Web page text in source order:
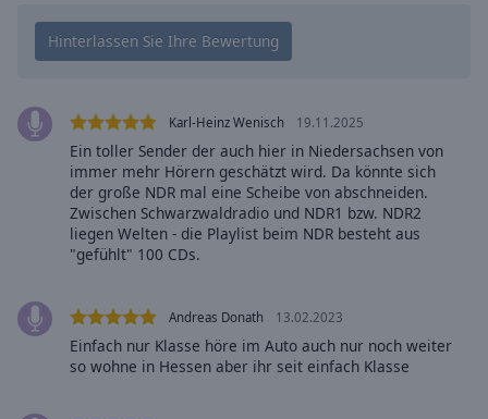
Background
Color
Opacity
Style
Karl-Heinz Wenisch 19.11.2025
Ein toller Sender der auch hier in Niedersachsen von
immer mehr Hörern geschätzt wird. Da könnte sich
der große NDR mal eine Scheibe von abschneiden.
Zwischen Schwarzwaldradio und NDR1 bzw. NDR2
liegen Welten - die Playlist beim NDR besteht aus
"gefühlt" 100 CDs.
Andreas Donath 13.02.2023
Einfach nur Klasse höre im Auto auch nur noch weiter
so wohne in Hessen aber ihr seit einfach Klasse